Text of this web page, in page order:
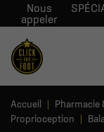
Nous
appeler
Accueil Pharmacie
Proprioception